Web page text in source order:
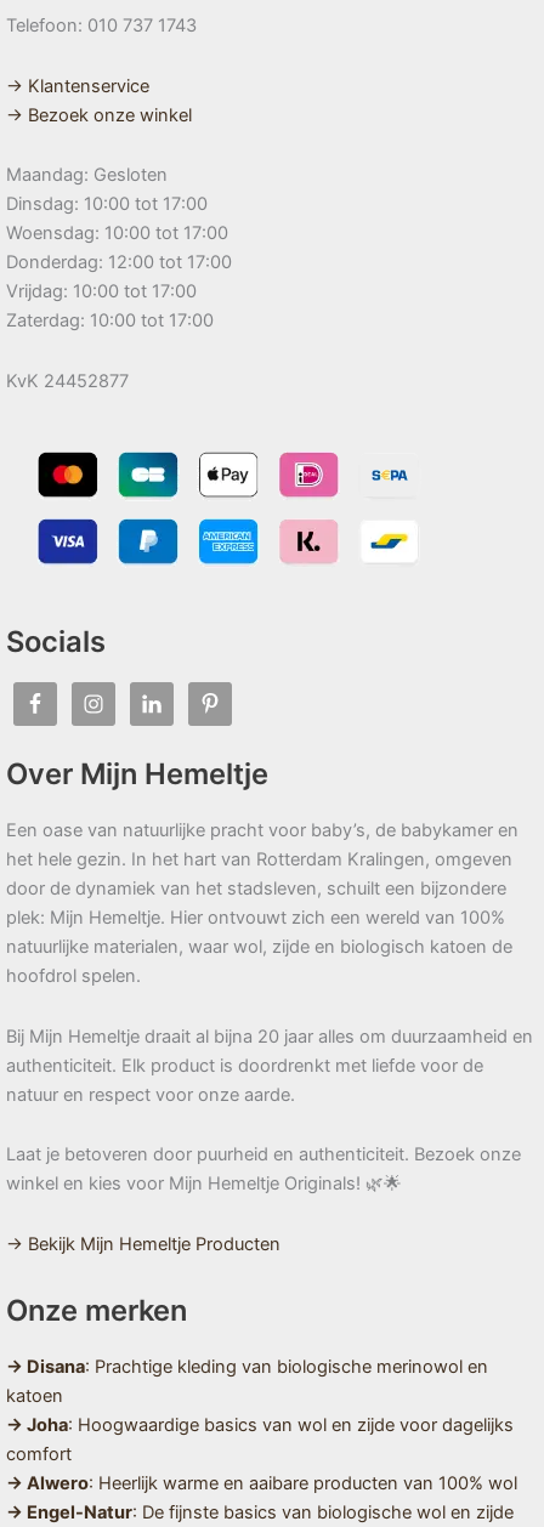
Telefoon: 010 737 1743
→ Klantenservice
→ Bezoek onze winkel
Maandag: Gesloten
Dinsdag: 10:00 tot 17:00
Woensdag: 10:00 tot 17:00
Donderdag: 12:00 tot 17:00
Vrijdag: 10:00 tot 17:00
Zaterdag: 10:00 tot 17:00
KvK 24452877
Socials
Over Mijn Hemeltje
Een oase van natuurlijke pracht voor baby’s, de babykamer en
het hele gezin. In het hart van Rotterdam Kralingen, omgeven
door de dynamiek van het stadsleven, schuilt een bijzondere
plek: Mijn Hemeltje. Hier ontvouwt zich een wereld van 100%
natuurlijke materialen, waar wol, zijde en biologisch katoen de
hoofdrol spelen.
Bij Mijn Hemeltje draait al bijna 20 jaar alles om duurzaamheid en
authenticiteit. Elk product is doordrenkt met liefde voor de
natuur en respect voor onze aarde.
Laat je betoveren door puurheid en authenticiteit. Bezoek onze
winkel en kies voor Mijn Hemeltje Originals! 🌿🌟
→ Bekijk Mijn Hemeltje Producten
Onze merken
→ Disana: Prachtige kleding van biologische merinowol en
katoen
→ Joha: Hoogwaardige basics van wol en zijde voor dagelijks
comfort
→ Alwero: Heerlijk warme en aaibare producten van 100% wol
→ Engel-Natur: De fijnste basics van biologische wol en zijde